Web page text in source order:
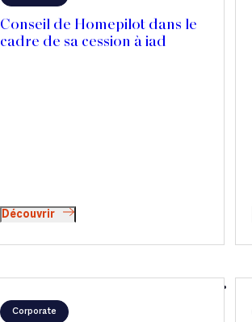
Conseil de Homepilot dans le
cadre de sa cession à iad
Découvrir
Corporate